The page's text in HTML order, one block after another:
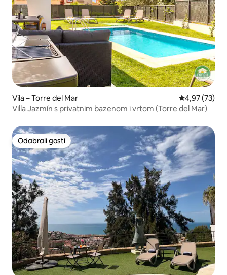
Vila – Torre del Mar Prosječna
4,97 (73)
Villa Jazmín s privatnim bazenom i vrtom (Torre del Mar)
Odabrali gosti
Odabrali gosti